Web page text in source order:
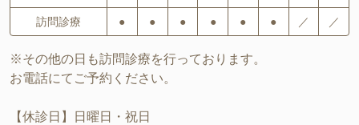
訪問診療 ● ● ● ● ● ● ／ ／
※その他の日も訪問診療を行っております。
お電話にてご予約ください。
【休診日】日曜日・祝日